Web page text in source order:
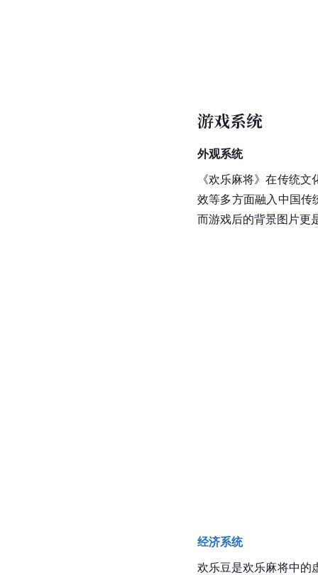
游戏系统
外观系统
《欢乐麻将》在传统
效等多方面融入中国传
而游戏后的背景图片更
经济系统
欢乐豆是欢乐麻将中的